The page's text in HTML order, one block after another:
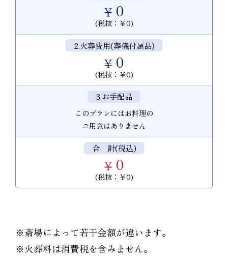
￥ 0
(税抜：￥0)
2.火葬費用(葬儀付属品)
￥ 0
(税抜：￥0)
3.お手配品
このプランにはお料理の
ご用意はありません
合 計(税込)
￥ 0
(税抜：￥0)
※斎場によって若干金額が違います。
※火葬料は消費税を含みません。